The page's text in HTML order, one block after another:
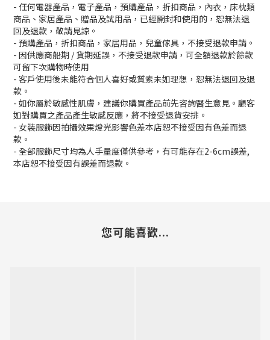
- 任何電器產品，電子產品，預購產品，折扣商品，內衣，床枕類
商品、家居產品、贈品及試用品，已經開封和使用的，恕無法退
回及退款，敬請見諒。
- 預購產品，折扣商品，家居用品，兒童傢具，不接受退款申請。
- 因供應商船期 / 貨期延誤，不接受退款申請，可全額退款於餘款
可留下次購物時使用
- 客戶使用後未能符合個人喜好或質素未如理想，恕無法退回及退
款。
- 如你屬於敏感性肌膚，建議你購買產品前先咨詢醫生意見。顧客
如對購買之產品產生敏感反應，將不接受退貨安排。
- 女裝服飾因拍攝效果燈光影響色差本店恕不接受因有色差而退
款。
- 全部服飾尺寸均為人手量度僅供參考，有可能存在2-6cm誤差,
本店恕不接受因有誤差而退款。
您可能喜歡...